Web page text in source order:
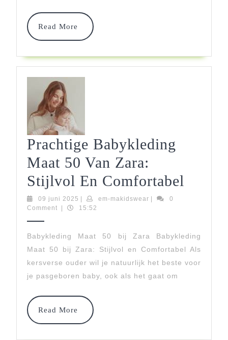
Read More
Read
More
Prachtige Babykleding
Maat 50 Van Zara:
Stijlvol En Comfortabel
50
Van
09 juni 2025 09
juni
em-makidswearem-
0
Comment
15:52
Babykleding Maat 50 bij Zara Babykleding
Maat 50 bij Zara: Stijlvol en Comfortabel Als
kersverse ouder wil je natuurlijk het beste voor
je pasgeboren baby, ook als het gaat om
Read More
Read
More